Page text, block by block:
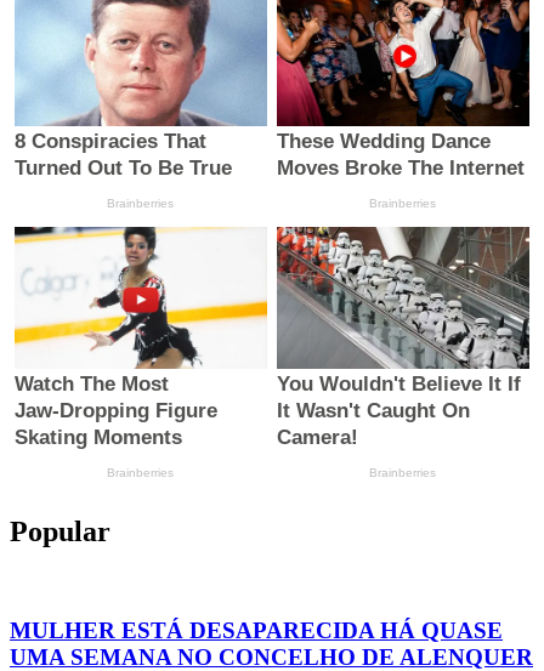
Popular
MULHER ESTÁ DESAPARECIDA HÁ QUASE
UMA SEMANA NO CONCELHO DE ALENQUER